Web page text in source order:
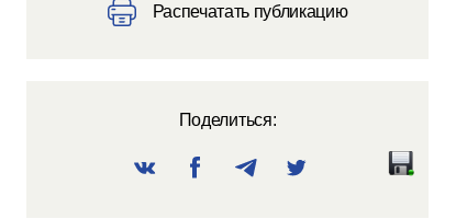
Распечатать публикацию
Поделиться: